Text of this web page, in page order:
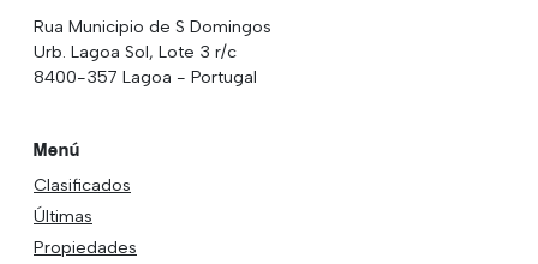
Rua Municipio de S Domingos
Urb. Lagoa Sol, Lote 3 r/c
8400-357 Lagoa - Portugal
Menú
Clasificados
Últimas
Propiedades